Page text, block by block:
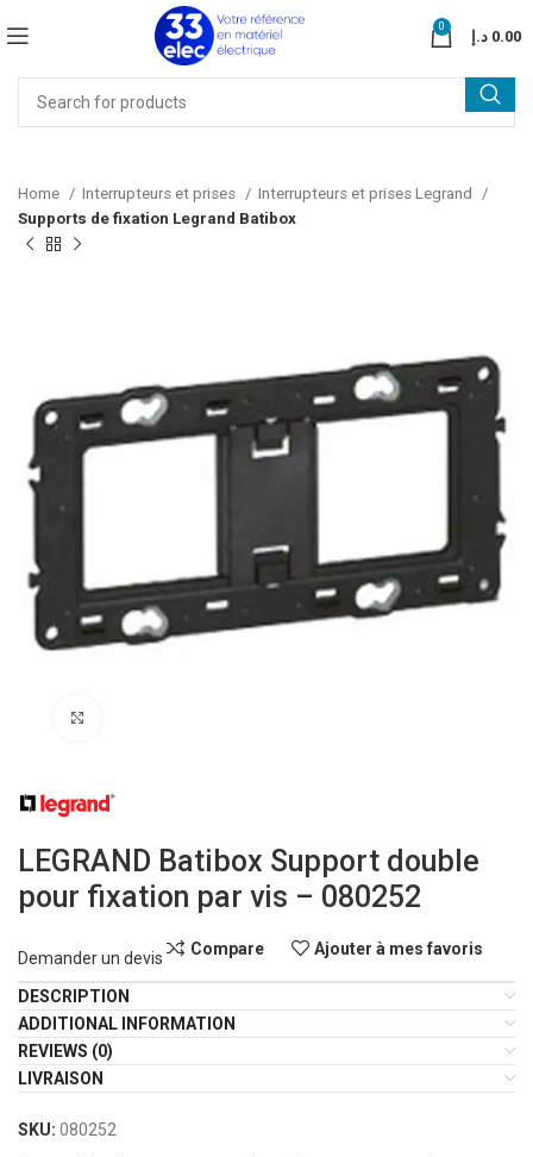
0
0.00 د.إ
Home Interrupteurs et prises
Interrupteurs et prises Legrand
Supports de fixation Legrand Batibox
LEGRAND Batibox Support double
pour fixation par vis – 080252
Demander un devis
Compare Ajouter à mes favoris
DESCRIPTION
ADDITIONAL INFORMATION
REVIEWS (0)
LIVRAISON
SKU: 080252